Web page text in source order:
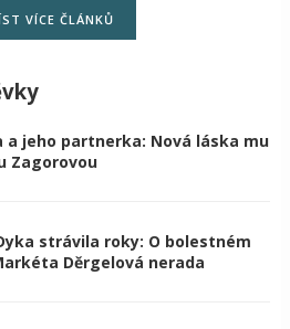
VÍCE ČLÁNKŮ
jeho partnerka: Nová láska mu
Zagorovou
strávila roky: O bolestném
Děrgelová nerada